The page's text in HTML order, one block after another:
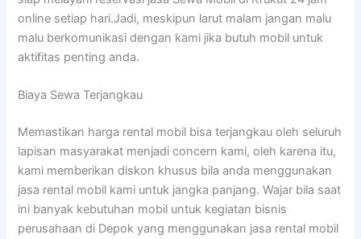
online setiap hari.Jadi, meskipun larut malam jangan malu
malu berkomunikasi dengan kami jika butuh mobil untuk
aktifitas penting anda.
Biaya Sewa Terjangkau
Memastikan harga rental mobil bisa terjangkau oleh seluruh
lapisan masyarakat menjadi concern kami, oleh karena itu,
kami memberikan diskon khusus bila anda menggunakan
jasa rental mobil kami untuk jangka panjang. Wajar bila saat
ini banyak kebutuhan mobil untuk kegiatan bisnis
perusahaan di Depok yang menggunakan jasa rental mobil